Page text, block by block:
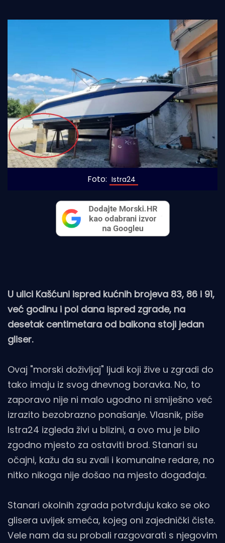
Foto: Istra24
U ulici Kašćuni ispred kućnih brojeva 83, 86 i 91,
već godinu i pol dana ispred zgrade, na
desetak centimetara od balkona stoji jedan
gliser.
Ovaj "morski doživljaj" ljudi koji žive u zgradi do
tako imaju iz svog dnevnog boravka. No, to
zaporavo nije ni malo ugodno ni smiješno već
izrazito bezobrazno ponašanje. Vlasnik, piše
Istra24 izgleda živi u blizini, a ovo mu je bilo
zgodno mjesto za ostaviti brod. Stanari su
očajni, kažu da su zvali i komunalne redare, no
nitko nikoga nije došao na mjesto događaja.
Stanari okolnih zgrada potvrđuju kako se oko
glisera uvijek smeća, kojeg oni zajednički čiste.
Vele nam da su probali razgovarati s njegovim